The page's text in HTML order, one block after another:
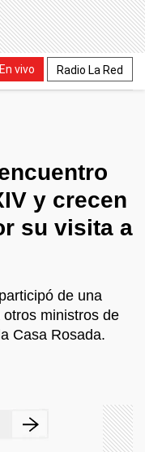
En vivo Radio La Red
y crecen
su visita a
de una
ministros de
Casa Rosada.